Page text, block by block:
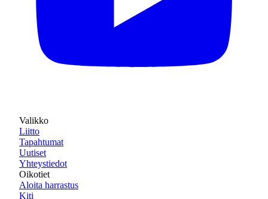
Valikko
Liitto
Tapahtumat
Uutiset
Yhteystiedot
Oikotiet
Aloita harrastus
Kiti